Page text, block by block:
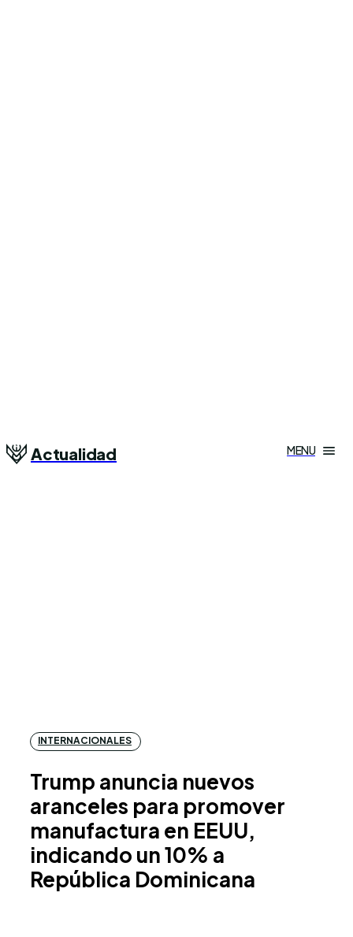
Actualidad MENU
INTERNACIONALES
Trump anuncia nuevos
aranceles para promover
manufactura en EEUU,
indicando un 10% a
República Dominicana